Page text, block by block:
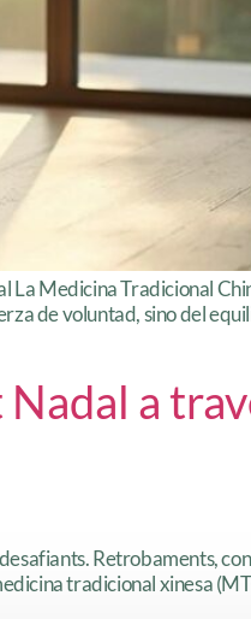
Medicina Tradicional
de voluntad, sino del
a
Retrobaments,
tradicional xinesa